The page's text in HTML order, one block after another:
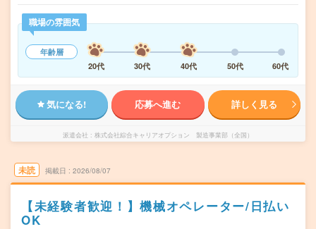
職場の雰囲気
年齢層
20代
30代 40代 50代 60代
気になる! 応募へ進む 詳しく見る
派遣会社 株式会社綜合キャリアオプション 製造事業部（全国）
未読 掲載日 2026/08/07
【未経験者歓迎！】機械オペレーター/日払い
OK